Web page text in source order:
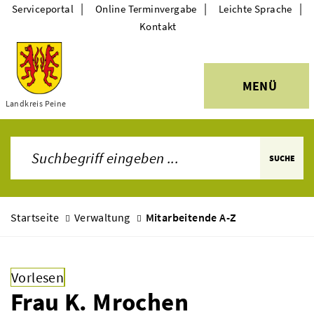
Themen
Landkreis Peine
MENÜ
Serviceportal | Online Terminvergabe | Leichte Sprache |
Kontakt
SUCHE
Startseite Verwaltung Mitarbeitende A-Z
Vorlesen
Frau K. Mrochen